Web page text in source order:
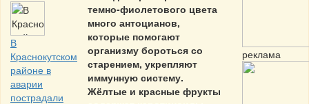
В
Краснокутском
районе в
аварии
пострадали
темно-фиолетового цвета
много антоцианов,
которые помогают
организму бороться со
старением, укрепляют
иммунную систему.
Жёлтые и красные фрукты
реклама